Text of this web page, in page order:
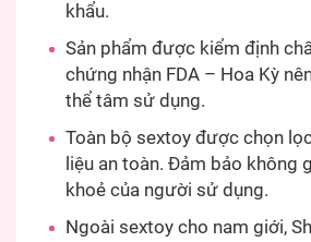
khẩu.
Sản phẩm được kiểm định
chứng nhận FDA – Hoa Kỳ
thể tâm sử dụng.
Toàn bộ sextoy được chọn
liệu an toàn. Đảm bảo không
khoẻ của người sử dụng.
Ngoài sextoy cho nam giới,